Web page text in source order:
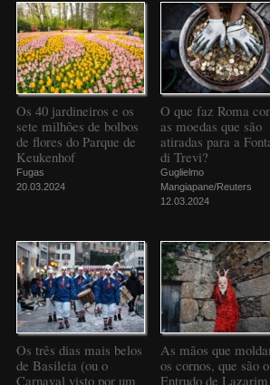
Os 40 jardineiros e os
sete milhões de bolbos
de flores do Parque de
Keukenhof
Fugas
20.03.2024
O que faz Roma
as moedas que são
atiradas para a
di Trevi?
Guglielmo
Mangiapane/Reuters
12.03.2024
Os três dias mais belos
de Basileia (ou o
Carnaval visto por um
As mãos que
os cornos, que são o
Entrudo de Lazarim